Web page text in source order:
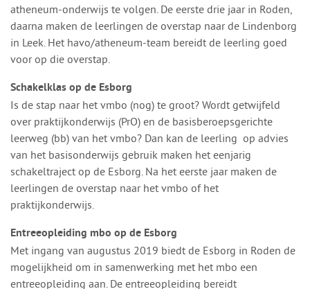
atheneum-onderwijs te volgen. De eerste drie jaar in Roden,
daarna maken de leerlingen de overstap naar de Lindenborg
in Leek. Het havo/atheneum-team bereidt de leerling goed
voor op die overstap.
Schakelklas op de Esborg
Is de stap naar het vmbo (nog) te groot? Wordt getwijfeld
over praktijkonderwijs (PrO) en de basisberoepsgerichte
leerweg (bb) van het vmbo? Dan kan de leerling op advies
van het basisonderwijs gebruik maken het eenjarig
schakeltraject op de Esborg. Na het eerste jaar maken de
leerlingen de overstap naar het vmbo of het
praktijkonderwijs.
Entreeopleiding mbo op de Esborg
Met ingang van augustus 2019 biedt de Esborg in Roden de
mogelijkheid om in samenwerking met het mbo een
entreeopleiding aan. De entreeopleiding bereidt